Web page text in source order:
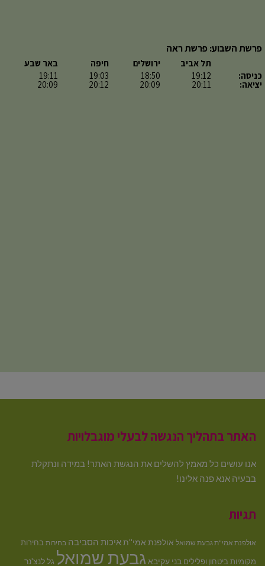
פרשת השבוע: פרשת ראה
כניסה:
יציאה:
תל אביב
19:12
20:11
ירושלים
18:50
20:09
חיפה
19:03
20:12
באר שבע
19:11
20:09
האתר בתהליך הנגשה לבעלי מוגבלויות
אנו עושים כל מאמץ להשלים את הנגשת האתר! במידה ונתקלת
בבעיה אנא פנה אלינו!
תגיות
אולפנת אמי"ת גבעת שמואל אולפנת אמי''תאיכות הסביבה בחירות בחירות
מקומיותביטחון ופלילים בני עקיבא גבעת שמואל גל לנצ'נר